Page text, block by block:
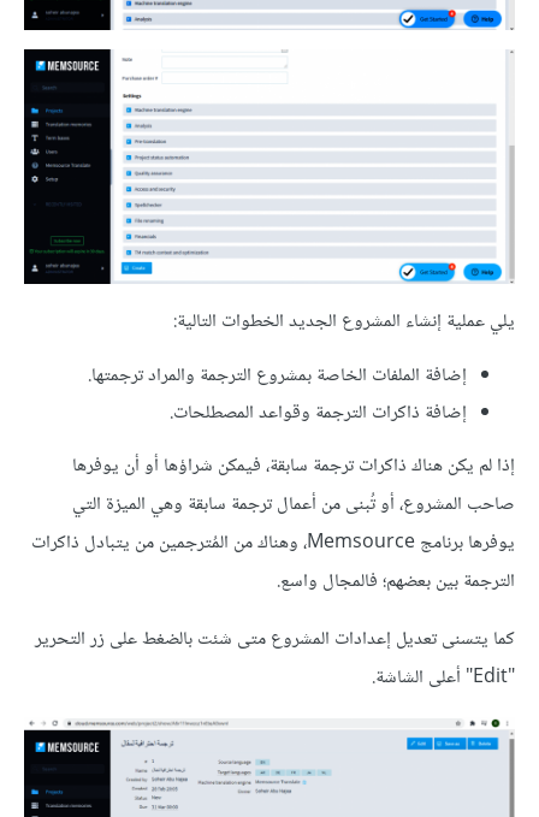
يلي عملية إنشاء المشروع الجديد الخطوات التالية:
إضافة الملفات الخاصة بمشروع الترجمة والمراد ترجمتها.
إضافة ذاكرات الترجمة وقواعد المصطلحات.
إذا لم يكن هناك ذاكرات ترجمة سابقة، فيمكن شراؤها أو أن يوفرها
صاحب المشروع، أو تُبنى من أعمال ترجمة سابقة وهي الميزة التي
يوفرها برنامج Memsource، وهناك من المُترجمين من يتبادل ذاكرات
الترجمة بين بعضهم؛ فالمجال واسع.
كما يتسنى تعديل إعدادات المشروع متى شئت بالضغط على زر التحرير
"Edit" أعلى الشاشة.